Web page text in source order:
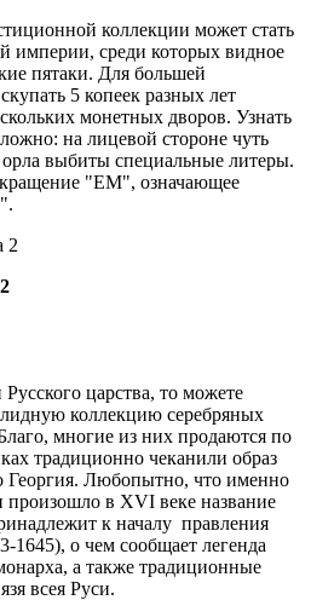
коллекции может стать
империи, среди которых видное
пятаки. Для большей
5 копеек разных лет
монетных дворов. Узнать
на лицевой стороне чуть
орла выбиты специальные литеры.
"ЕМ", означающее
царства, то можете
коллекцию серебряных
многие из них продаются по
традиционно чеканили образ
Георгия. Любопытно, что именно
произошло в XVI веке название
к началу правления
о чем сообщает легенда
а также традиционные
всея Руси.